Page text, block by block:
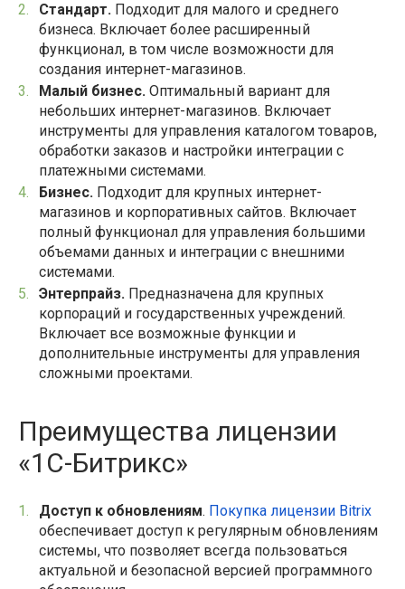
Стандарт.Подходит для малого и среднего
бизнеса. Включает более расширенный
функционал, в том числе возможности для
создания интернет-магазинов.
Малый бизнес.Оптимальный вариант для
небольших интернет-магазинов. Включает
инструменты для управления каталогом товаров,
обработки заказов и настройки интеграции с
платежными системами.
Бизнес.Подходит для крупных интернет-
магазинов и корпоративных сайтов. Включает
полный функционал для управления большими
объемами данных и интеграции с внешними
системами.
Энтерпрайз.Предназначена для крупных
корпораций и государственных учреждений.
Включает все возможные функции и
дополнительные инструменты для управления
сложными проектами.
Преимущества лицензии
«1С-Битрикс»
Доступ к обновлениям. Покупка лицензии Bitrix
обеспечивает доступ к регулярным обновлениям
системы, что позволяет всегда пользоваться
актуальной и безопасной версией программного